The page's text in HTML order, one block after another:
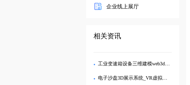
企业线上展厅
相关资讯
工业变速箱设备三维建模web3d可视化数字化3d展示
电子沙盘3D展示系统_VR虚拟展厅定制_企业数字化展示​